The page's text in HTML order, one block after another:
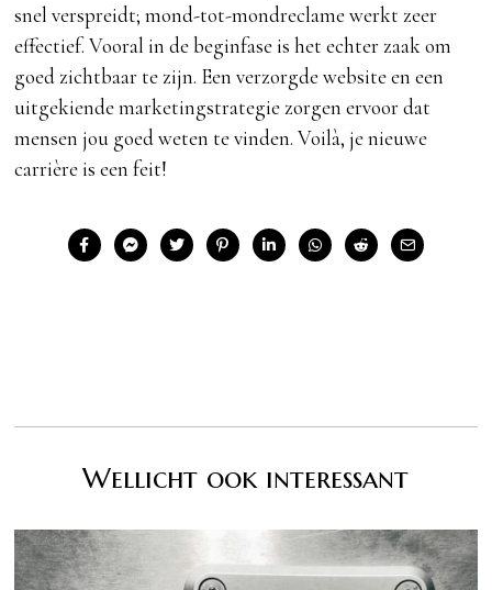
snel verspreidt; mond-tot-mondreclame werkt zeer
effectief. Vooral in de beginfase is het echter zaak om
goed zichtbaar te zijn. Een verzorgde website en een
uitgekiende marketingstrategie zorgen ervoor dat
mensen jou goed weten te vinden. Voilà, je nieuwe
carrière is een feit!
Wellicht ook interessant